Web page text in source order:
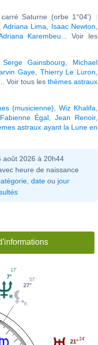
Saturne (orbe 1°04') :
Adriana Lima Isaac Newton
Karembeu ... Voir les
Serge Gainsbourg
Michael
Gaye Thierry Le Luron
... Voir tous les thèmes astraux
(musicienne) Wiz Khalifa
Fabienne Égal Jean Renoir,
astraux ayant la Lune en
2026 à 20h44
heure de naissance
date ou jour
21° 24'
27°
57'
7°
17'